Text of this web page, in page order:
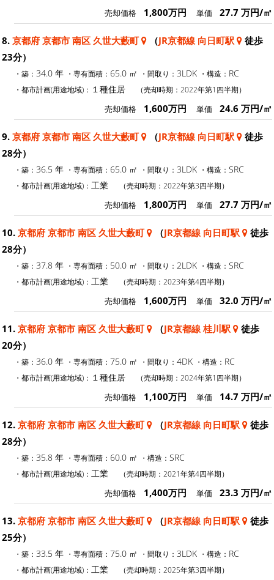
売却価格 1,800万円 単価 27.7 万円/㎡
8. 京都府 京都市 南区 久世大藪町 （JR京都線 向日町駅
徒歩
23分）
・築： 34.0 年 ・専有面積： 65.0 ㎡ ・間取り： 3LDK ・構造： RC
・都市計画(用途地域)： １種住居 （売却時期：2022年第1四半期）
売却価格 1,600万円 単価 24.6 万円/㎡
9. 京都府 京都市 南区 久世大藪町 （JR京都線 向日町駅
徒歩
28分）
・築： 36.5 年 ・専有面積： 65.0 ㎡ ・間取り： 3LDK ・構造： SRC
・都市計画(用途地域)： 工業 （売却時期：2022年第3四半期）
売却価格 1,800万円 単価 27.7 万円/㎡
10. 京都府 京都市 南区 久世大藪町 （JR京都線 向日町駅
徒歩
28分）
・築： 37.8 年 ・専有面積： 50.0 ㎡ ・間取り： 2LDK ・構造： SRC
・都市計画(用途地域)： 工業 （売却時期：2023年第4四半期）
売却価格 1,600万円 単価 32.0 万円/㎡
11. 京都府 京都市 南区 久世大藪町 （JR京都線 桂川駅
徒歩
20分）
・築： 36.0 年 ・専有面積： 75.0 ㎡ ・間取り： 4DK ・構造： RC
・都市計画(用途地域)： １種住居 （売却時期：2024年第1四半期）
売却価格 1,100万円 単価 14.7 万円/㎡
12. 京都府 京都市 南区 久世大藪町 （JR京都線 向日町駅
徒歩
28分）
・築： 35.8 年 ・専有面積： 60.0 ㎡ ・構造： SRC
・都市計画(用途地域)： 工業 （売却時期：2021年第4四半期）
売却価格 1,400万円 単価 23.3 万円/㎡
13. 京都府 京都市 南区 久世大藪町 （JR京都線 向日町駅
徒歩
25分）
・築： 33.5 年 ・専有面積： 75.0 ㎡ ・間取り： 3LDK ・構造： RC
・都市計画(用途地域)： 工業 （売却時期：2025年第3四半期）